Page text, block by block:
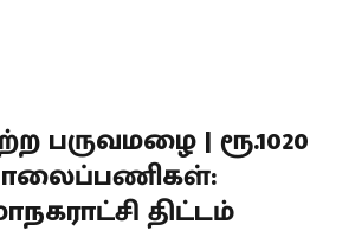
பருவமழை | ரூ.1020
திட்டம்